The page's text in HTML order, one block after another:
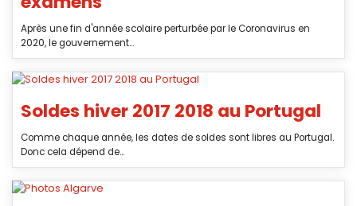
Après une fin d'année scolaire perturbée par le Coronavirus en
2020, le gouvernement...
Soldes hiver 2017 2018 au Portugal
Comme chaque année, les dates de soldes sont libres au Portugal.
Donc cela dépend de...